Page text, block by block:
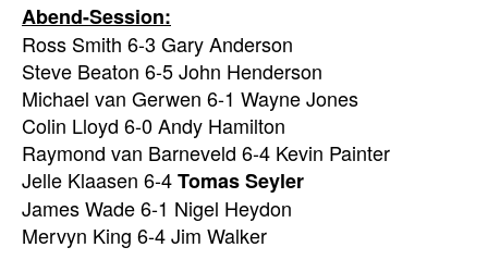
Abend-Session:
Ross Smith 6-3 Gary Anderson
Steve Beaton 6-5 John Henderson
Michael van Gerwen 6-1 Wayne Jones
Colin Lloyd 6-0 Andy Hamilton
Raymond van Barneveld 6-4 Kevin Painter
Jelle Klaasen 6-4Tomas Seyler
James Wade 6-1 Nigel Heydon
Mervyn King 6-4 Jim Walker